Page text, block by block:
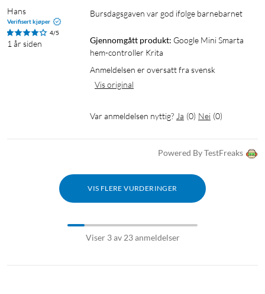
Hans
Verifisert kjøper
4/5
1 år siden
Bursdagsgaven var god ifølge barnebarnet
Gjennomgått produkt: Google Mini Smarta
hem-controller Krita
Anmeldelsen er oversatt fra svensk
Vis original
Var anmeldelsen nyttig? Ja (0) Nei (0)
Powered By TestFreaks
VIS FLERE VURDERINGER
Viser 3 av 23 anmeldelser